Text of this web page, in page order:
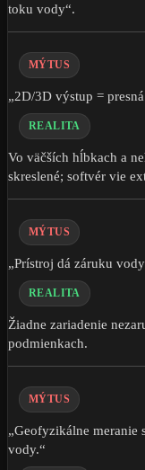
toku vody“.
MÝTUS
„2D/3D výstup =
REALITA
Vo väčších hĺbkach a
skreslené; softvér vie
MÝTUS
„Prístroj dá záruku
REALITA
Žiadne zariadenie
podmienkach.
MÝTUS
„Geofyzikálne
vody.“